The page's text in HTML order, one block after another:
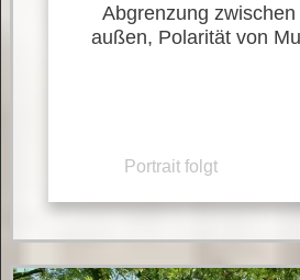
Abgrenzung
außen, Polarität von
Portrait folgt